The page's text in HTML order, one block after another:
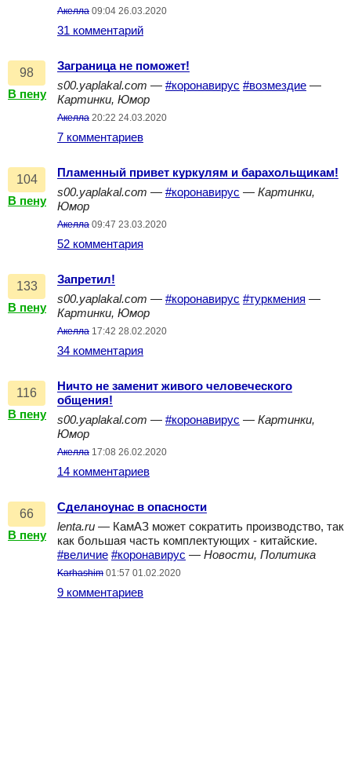
Акелла 09:04 26.03.2020
31 комментарий
98
В пену
Заграница не поможет!
s00.yaplakal.com — #коронавирус #возмездие —
Картинки, Юмор
Акелла 20:22 24.03.2020
7 комментариев
104
В пену
Пламенный привет куркулям и барахольщикам!
s00.yaplakal.com — #коронавирус — Картинки,
Юмор
Акелла 09:47 23.03.2020
52 комментария
133
В пену
Запретил!
s00.yaplakal.com — #коронавирус #туркмения —
Картинки, Юмор
Акелла 17:42 28.02.2020
34 комментария
116
В пену
Ничто не заменит живого человеческого
общения!
s00.yaplakal.com — #коронавирус — Картинки,
Юмор
Акелла 17:08 26.02.2020
14 комментариев
66
В пену
Сделаноунас в опасности
lenta.ru — КамАЗ может сократить производство, так
как большая часть комплектующих - китайские.
#величие #коронавирус — Новости, Политика
Karhashim 01:57 01.02.2020
9 комментариев